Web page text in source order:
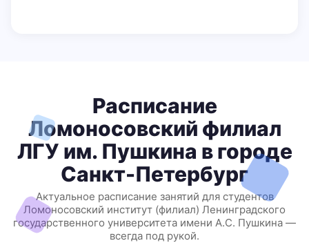
Расписание
Ломоносовский филиал
ЛГУ им. Пушкина в городе
Санкт-Петербург
Актуальное расписание занятий для студентов
Ломоносовский институт (филиал) Ленинградского
государственного университета имени А.С. Пушкина —
всегда под рукой.